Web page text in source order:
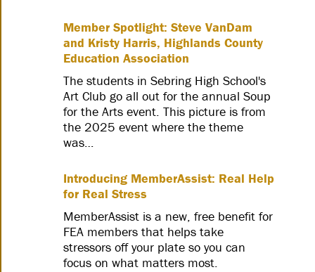
Member Spotlight: Steve VanDam
and Kristy Harris, Highlands County
Education Association
The students in Sebring High School's
Art Club go all out for the annual Soup
for the Arts event. This picture is from
the 2025 event where the theme
was…
Introducing MemberAssist: Real Help
for Real Stress
MemberAssist is a new, free benefit for
FEA members that helps take
stressors off your plate so you can
focus on what matters most.